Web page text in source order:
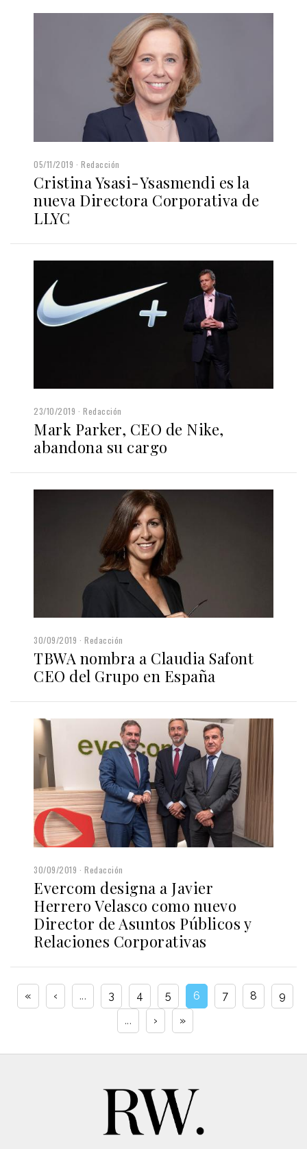
05/11/2019 Redacción
Cristina Ysasi-Ysasmendi es la
nueva Directora Corporativa de
LLYC
23/10/2019 Redacción
Mark Parker, CEO de Nike,
abandona su cargo
30/09/2019 Redacción
TBWA nombra a Claudia Safont
CEO del Grupo en España
30/09/2019 Redacción
Evercom designa a Javier
Herrero Velasco como nuevo
Director de Asuntos Públicos y
Relaciones Corporativas
« ‹ ... 3 4 5 6 7 8
9
...
› »